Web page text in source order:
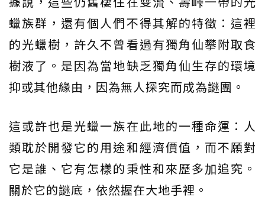
蠟族群，還有個人們不得其解的特徵：這裡
的光蠟樹，許久不曾看過有獨角仙攀附取食
樹液了。是因為當地缺乏獨角仙生存的環境
抑或其他緣由，因為無人探究而成為謎團。
這或許也是光蠟一族在此地的一種命運：人
類耽於開發它的用途和經濟價值，而不願對
它是誰、它有怎樣的秉性和來歷多加追究。
關於它的謎底，依然握在大地手裡。